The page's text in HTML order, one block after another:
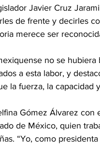
Javier Cruz
de frente y decirles
merece ser
no se hubiera
a esta labor, y
la fuerza, la capacidad
Gómez Álvarez con
de México, quien
“Yo, como presidenta